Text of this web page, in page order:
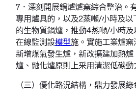
7．深刻開展鍋爐爐窯綜合整治。
專用爐具的，以及2蒸噸/小時及
的生物質鍋爐，推動4蒸噸/小時
在線監測設模型施。實施工業爐
新增煤氣發生爐，新改擴建加熱
爐、融化爐原則上采用清潔低碳動
（三）優化路況結構，鼎力發展